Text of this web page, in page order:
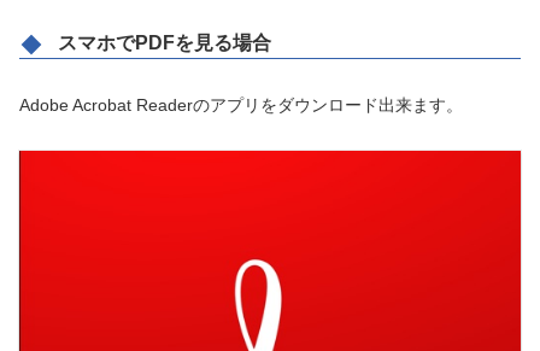
スマホでPDFを見る場合
Adobe Acrobat Readerのアプリをダウンロード出来ます。